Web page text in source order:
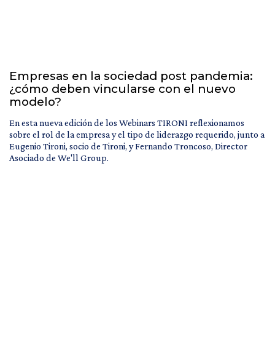
Empresas en la sociedad post pandemia:
¿cómo deben vincularse con el nuevo
modelo?
En esta nueva edición de los Webinars TIRONI reflexionamos
sobre el rol de la empresa y el tipo de liderazgo requerido, junto a
Eugenio Tironi, socio de Tironi, y Fernando Troncoso, Director
Asociado de We'll Group.